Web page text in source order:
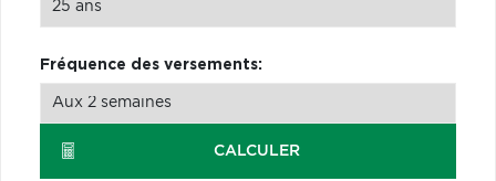
Fréquence des versements:
CALCULER